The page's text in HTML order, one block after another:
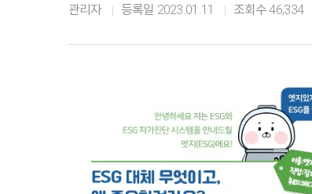
관리자 등록일 2023.01.11 조회수46,334